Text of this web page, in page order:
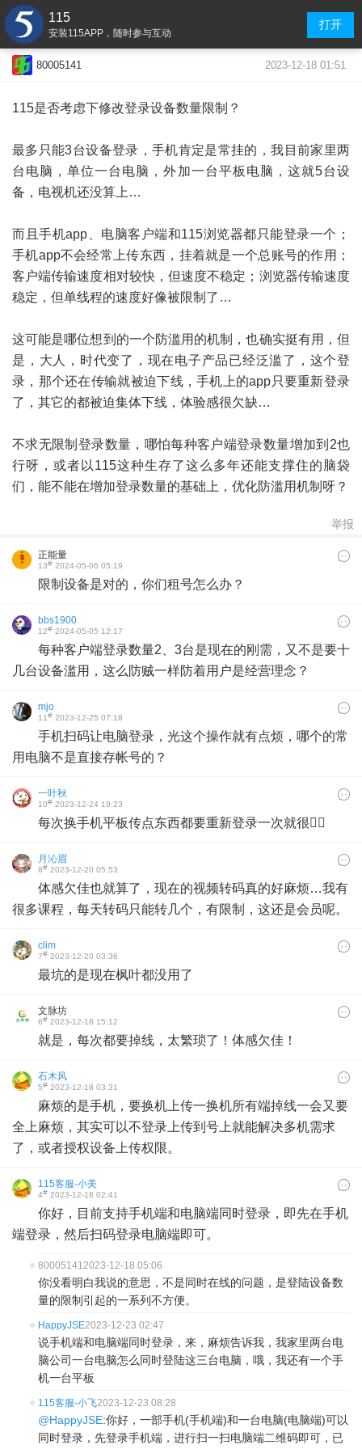
115
安装115APP，随时参与互动
打开
80005141 2023-12-18 01:51
115是否考虑下修改登录设备数量限制？
最多只能3台设备登录，手机肯定是常挂的，我目前家里两
台电脑，单位一台电脑，外加一台平板电脑，这就5台设
备，电视机还没算上…
而且手机app、电脑客户端和115浏览器都只能登录一个；
手机app不会经常上传东西，挂着就是一个总账号的作用；
客户端传输速度相对较快，但速度不稳定；浏览器传输速度
稳定，但单线程的速度好像被限制了…
这可能是哪位想到的一个防滥用的机制，也确实挺有用，但
是，大人，时代变了，现在电子产品已经泛滥了，这个登
录，那个还在传输就被迫下线，手机上的app只要重新登录
了，其它的都被迫集体下线，体验感很欠缺…
不求无限制登录数量，哪怕每种客户端登录数量增加到2也
行呀，或者以115这种生存了这么多年还能支撑住的脑袋
们，能不能在增加登录数量的基础上，优化防滥用机制呀？
举报
正能量
13# 2024-05-06 05:19
限制设备是对的，你们租号怎么办？
bbs1900
12# 2024-05-05 12:17
每种客户端登录数量2、3台是现在的刚需，又不是要十
几台设备滥用，这么防贼一样防着用户是经营理念？
mjo
11# 2023-12-25 07:18
手机扫码让电脑登录，光这个操作就有点烦，哪个的常
用电脑不是直接存帐号的？
一叶秋
10# 2023-12-24 19:23
每次换手机平板传点东西都要重新登录一次就很👍🏻
月沁眉
8# 2023-12-20 05:53
体感欠佳也就算了，现在的视频转码真的好麻烦…我有
很多课程，每天转码只能转几个，有限制，这还是会员呢。
clim
7# 2023-12-20 03:36
最坑的是现在枫叶都没用了
文脉坊
6# 2023-12-18 15:12
就是，每次都要掉线，太繁琐了！体感欠佳！
石木风
5# 2023-12-18 03:31
麻烦的是手机，要换机上传一换机所有端掉线一会又要
全上麻烦，其实可以不登录上传到号上就能解决多机需求
了，或者授权设备上传权限。
115客服-小美
4# 2023-12-18 02:41
你好，目前支持手机端和电脑端同时登录，即先在手机
端登录，然后扫码登录电脑端即可。
800051412023-12-18 05:06
你没看明白我说的意思，不是同时在线的问题，是登陆设备数
量的限制引起的一系列不方便。
HappyJSE2023-12-23 02:47
说手机端和电脑端同时登录，来，麻烦告诉我，我家里两台电
脑公司一台电脑怎么同时登陆这三台电脑，哦，我还有一个手
机一台平板
115客服-小飞2023-12-23 08:28
@HappyJSE:你好，一部手机(手机端)和一台电脑(电脑端)可以
同时登录，先登录手机端，进行扫一扫电脑端二维码即可，已